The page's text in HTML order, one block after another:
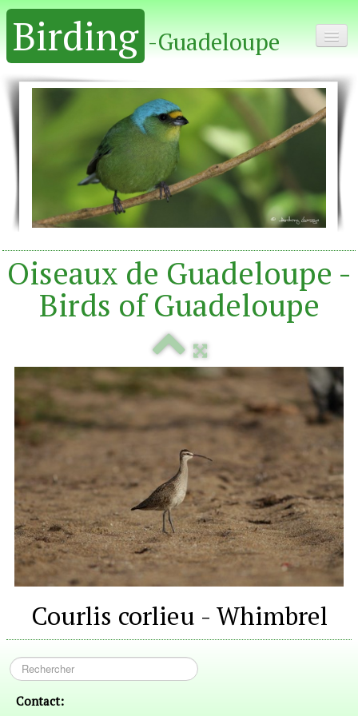
Birding -Guadeloupe
Home - Accueil
Album
Oiseaux de Guadeloupe -
Birds of Guadeloupe
Courlis corlieu - Whimbrel
Contact: